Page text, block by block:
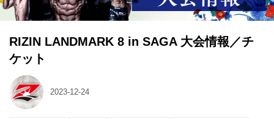
RIZIN LANDMARK 8 in SAGA 大会情報／チ
ケット
2023-12-24